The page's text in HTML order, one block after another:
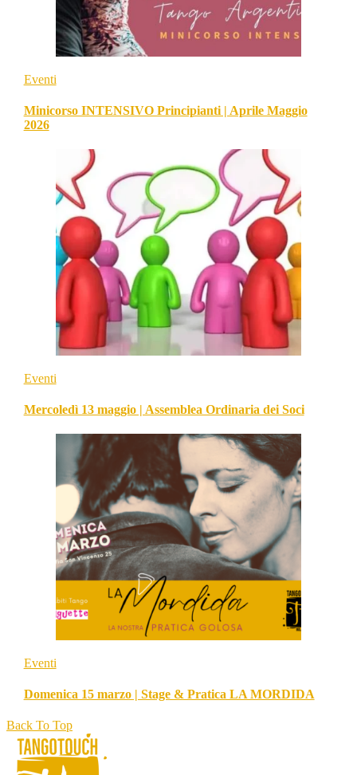
Eventi
Minicorso INTENSIVO Principianti | Aprile Maggio
2026
Eventi
Mercoledì 13 maggio | Assemblea Ordinaria dei Soci
Eventi
Domenica 15 marzo | Stage & Pratica LA MORDIDA
Back To Top